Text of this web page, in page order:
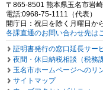
〒865-8501 熊本県玉名市岩
電話:0968-75-1111（代表）
開庁日：祝日を除く月曜日か
各課直通のお問い合わせ先は
証明書発行の窓口延長サー
夜間・休日納税相談（税務課
玉名市ホームページへのリ
サイトマップ